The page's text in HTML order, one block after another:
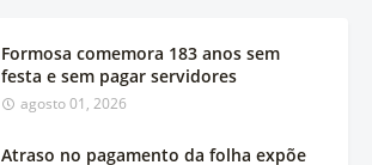
Formosa comemora 183 anos sem
festa e sem pagar servidores
agosto 01, 2026
Atraso no pagamento da folha expõe